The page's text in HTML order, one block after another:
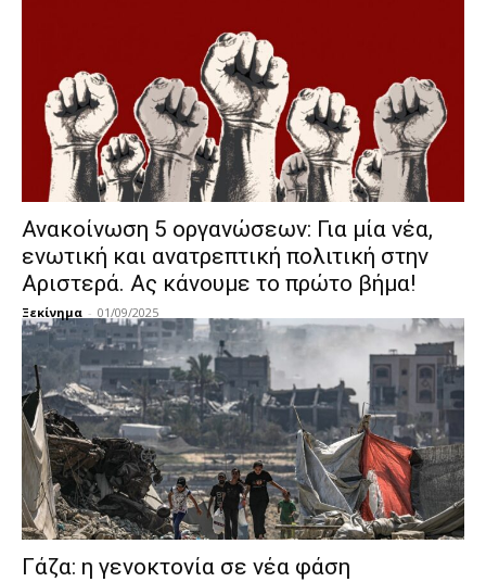
Ανακοίνωση 5 οργανώσεων: Για μία νέα,
ενωτική και ανατρεπτική πολιτική στην
Αριστερά. Ας κάνουμε το πρώτο βήμα!
Ξεκίνημα - 01/09/2025
Γάζα: η γενοκτονία σε νέα φάση